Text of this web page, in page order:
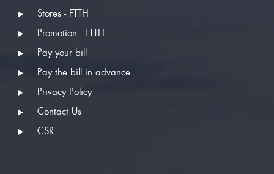
Stores - FTTH
Promotion - FTTH
Pay your bill
Pay the bill in advance
Privacy Policy
Contact Us
CSR